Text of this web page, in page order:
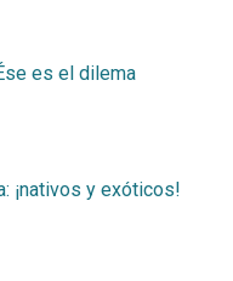
es el dilema
¡nativos y exóticos!